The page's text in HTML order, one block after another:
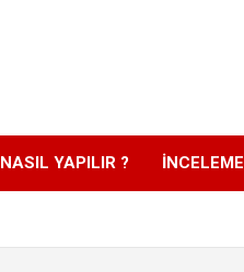
NASIL YAPILIR ? İNCELEME